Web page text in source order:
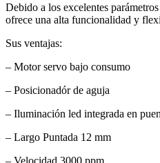
Debido a los excelentes
ofrece una alta funcionalidad y
Sus ventajas:
– Motor servo bajo consumo
– Posicionadór de aguja
– Iluminación led integrada en
– Largo Puntada 12 mm
– Velocidad 3000 ppm